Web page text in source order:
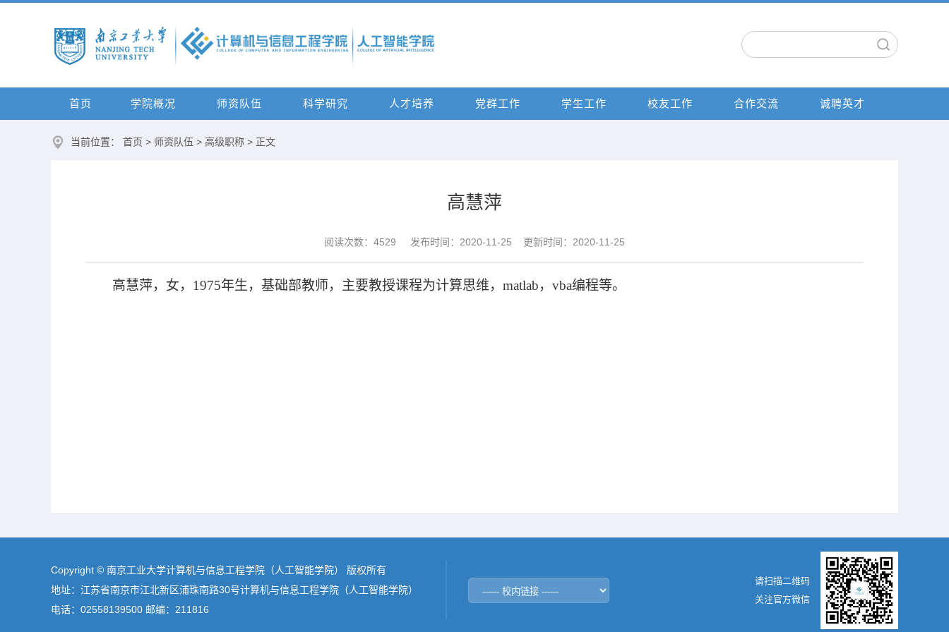
首页 学院概况 师资队伍 科学研究 人才培养 党群工作 学生工作 校友工作 合作交流 诚聘英才
当前位置： 首页 > 师资队伍 > 高级职称 > 正文
高慧萍
阅读次数： 4529 发布时间：2020-11-25 更新时间：2020-11-25
高慧萍，女， 1975年生，基础部教师，主要教授课程为计算思维， matlab， vba编程等。
Copyright © 南京工业大学计算机与信息工程学院（人工智能学院） 版权所有
地址：江苏省南京市江北新区浦珠南路30号计算机与信息工程学院（人工智能学院）
电话：02558139500 邮编：211816
请扫描二维码
关注官方微信